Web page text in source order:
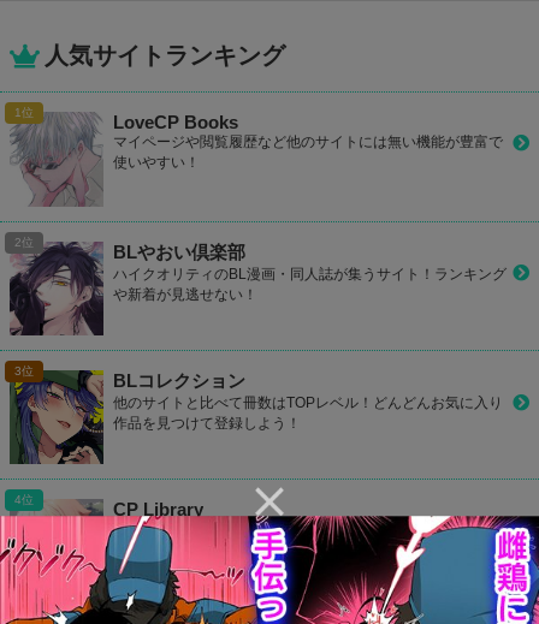
人気サイトランキング
LoveCP Books
マイページや閲覧履歴など他のサイトには無い機能が豊富で
使いやすい！
BLやおい倶楽部
ハイクオリティのBL漫画・同人誌が集うサイト！ランキング
や新着が見逃せない！
BLコレクション
他のサイトと比べて冊数はTOPレベル！どんどんお気に入り
作品を見つけて登録しよう！
CP Library
お好きなカップリングをお気に入り登録して1タップでラク
ラク読もう！